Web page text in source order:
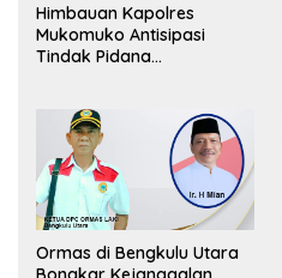
Himbauan Kapolres
Mukomuko Antisipasi
Tindak Pidana
Ormas di Bengkulu Utara